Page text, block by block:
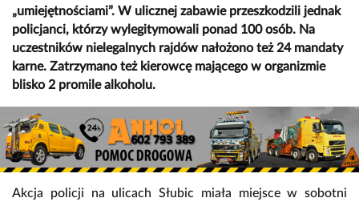
„umiejętnościami”. W ulicznej zabawie przeszkodzili jednak
policjanci, którzy wylegitymowali ponad 100 osób. Na
uczestników nielegalnych rajdów nałożono też 24 mandaty
karne. Zatrzymano też kierowcę mającego w organizmie
blisko 2 promile alkoholu.
Akcja policji na ulicach Słubic miała miejsce w sobotni